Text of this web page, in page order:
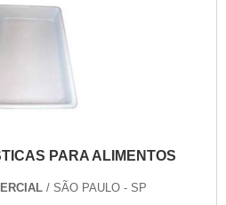
PARA ALIMENTOS
/ SÃO PAULO - SP